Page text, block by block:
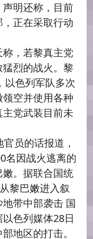
明还称，目前
正在采取行动
，若黎真主党
烈的战火。黎
以色列军队多次
空并使用各种
党武装目前未
员的话报道，
名因战火逃离的
。据联合国统
黎巴嫩进入叙
带中部袭击 国
色列媒体28日
地区的打击。